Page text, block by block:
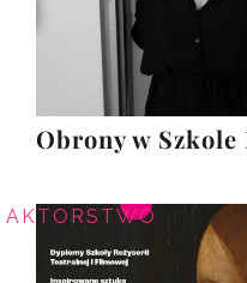
Obrony w
AKTORSTWO